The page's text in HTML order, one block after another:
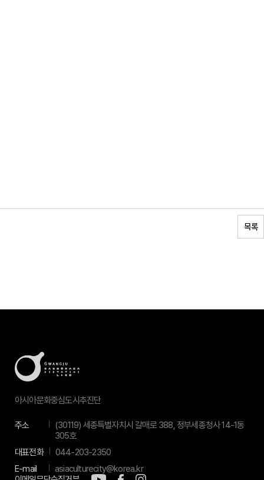
목록
아시아문화중심도시추진단
주소
(30119) 세종특별자치시 갈매로 388, 정부세종청사 14-1동
305호
대표전화
044-203-2350
E-mail
asiaculturecity@korea.kr